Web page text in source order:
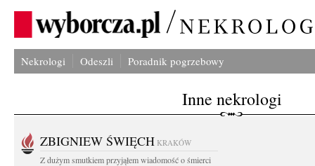
Nekrologi Odeszli Poradnik pogrzebowy
Inne nekrologi
ZBIGNIEW ŚWIĘCH KRAKÓW
Z dużym smutkiem przyjąłem wiadomość o śmierci